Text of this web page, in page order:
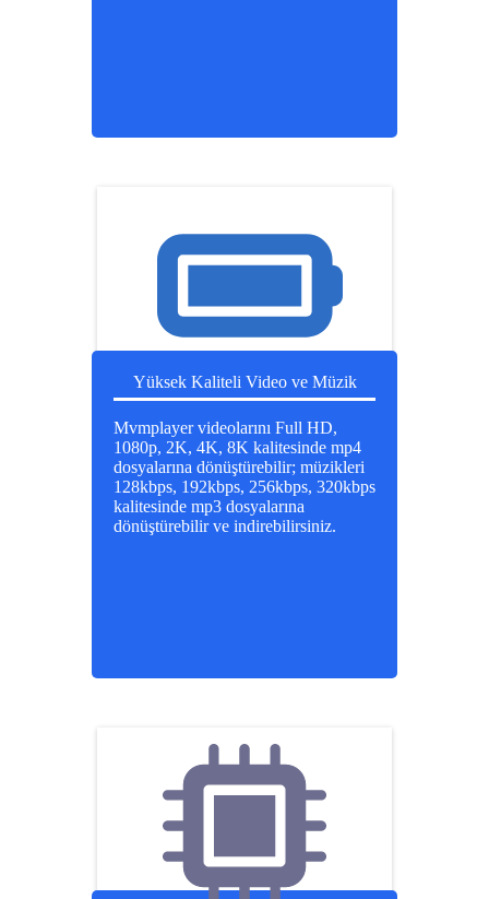
Yüksek Kaliteli Video ve Müzik
Mvmplayer videolarını Full HD,
1080p, 2K, 4K, 8K kalitesinde mp4
dosyalarına dönüştürebilir; müzikleri
128kbps, 192kbps, 256kbps, 320kbps
kalitesinde mp3 dosyalarına
dönüştürebilir ve indirebilirsiniz.